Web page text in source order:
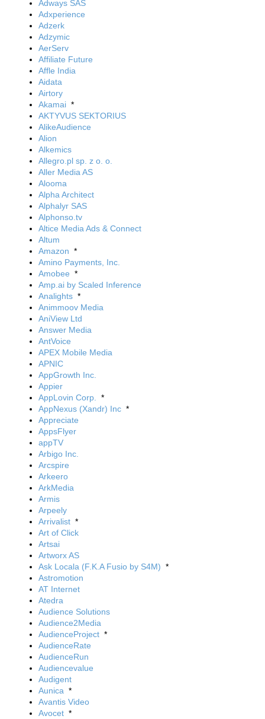
Adways SAS
Adxperience
Adzerk
Adzymic
AerServ
Affiliate Future
Affle India
Aidata
Airtory
Akamai *
AKTYVUS SEKTORIUS
AlikeAudience
Alion
Alkemics
Allegro.pl sp. z o. o.
Aller Media AS
Alooma
Alpha Architect
Alphalyr SAS
Alphonso.tv
Altice Media Ads & Connect
Altum
Amazon *
Amino Payments, Inc.
Amobee *
Amp.ai by Scaled Inference
Analights *
Animmoov Media
AniView Ltd
Answer Media
AntVoice
APEX Mobile Media
APNIC
AppGrowth Inc.
Appier
AppLovin Corp.
*
AppNexus (Xandr) Inc *
Appreciate
AppsFlyer
appTV
Arbigo Inc.
Arcspire
Arkeero
ArkMedia
Armis
Arpeely
Arrivalist *
Art of Click
Artsai
Artworx AS
Ask Locala (F.K.A Fusio by S4M) *
Astromotion
AT Internet
Atedra
Audience Solutions
Audience2Media
AudienceProject *
AudienceRate
AudienceRun
Audiencevalue
Audigent
Aunica *
Avantis Video
Avocet *